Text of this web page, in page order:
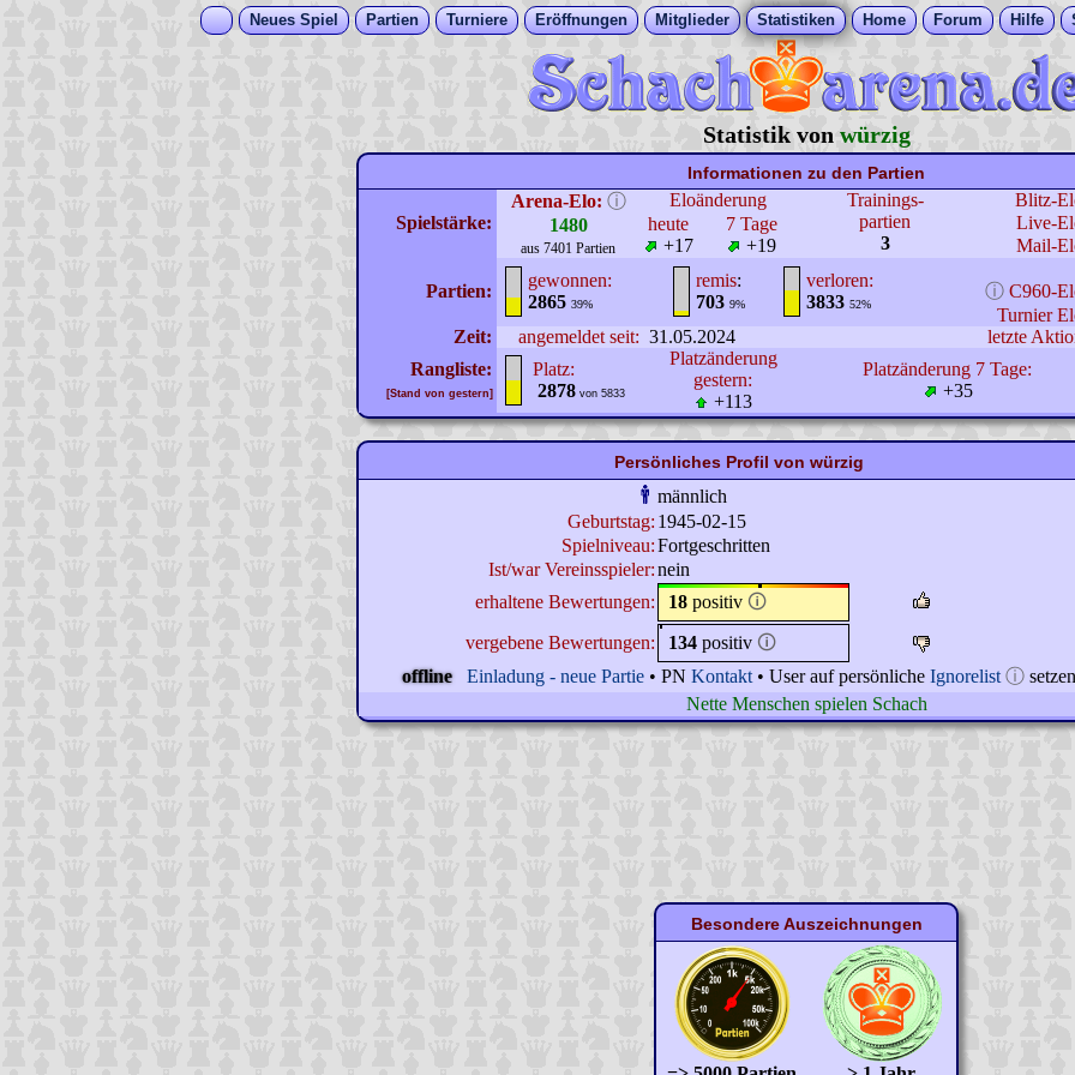
Neues Spiel Partien Turniere Eröffnungen Mitglieder Statistiken Home Forum Hilfe
Statistik von würzig
Informationen zu den Partien
Spielstärke:
Arena-Elo: ⓘ
1480
aus 7401 Partien
Eloänderung
Trainings-
partien
3
Blitz-
heute
+17
7 Tage
+19
Live-
Mail-
Partien:
gewonnen:
2865 39%
remis:
703 9%
verloren:
3833 52%
ⓘ C960-
Turnier
Zeit:
angemeldet seit: 31.05.2024
letzte
Rangliste:
[Stand von gestern]
Platz:
2878 von 5833
Platzänderung
gestern:
+113
Platzänderung 7 Tage:
+35
Persönliches Profil von würzig
männlich
Geburtstag: 1945-02-15
Spielniveau:Fortgeschritten
Ist/war Vereinsspieler:nein
erhaltene Bewertungen:
18 positiv 🛈
vergebene Bewertungen:
134 positiv 🛈
offline
Einladung - neue Partie • PN Kontakt • User auf persönliche Ignorelist ⓘ setzen
Nette Menschen spielen Schach
Besondere Auszeichnungen